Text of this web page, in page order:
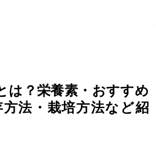
は？栄養素・おすすめ
法・栽培方法など紹